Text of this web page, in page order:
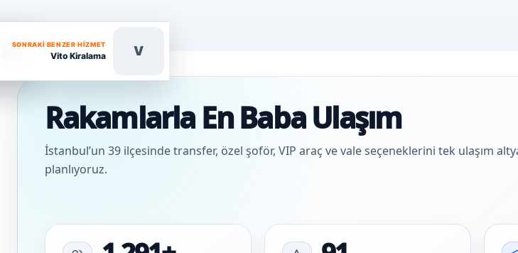
SONRAKI BENZER HIZMET
Vito Kiralama V
Rakamlarla En Baba Ulaşım
İstanbul’un 39 ilçesinde transfer, özel şoför, VIP araç ve vale seçeneklerini tek ulaşım
planlıyoruz.